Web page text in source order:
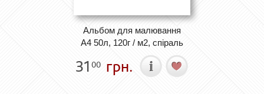
Альбом для малювання
А4 50л, 120г / м2, спіраль
31 00 грн.